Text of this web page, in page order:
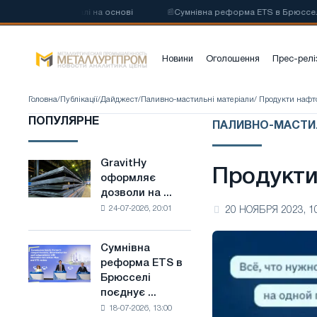
сталі на основі Сумнівна реформа ETS в Брюсселі
Новини Оголошення Прес-
Головна/ Публікації/Дайджест/ Паливно-мастильні матеріали/ Продукти
ПОПУЛЯРНЕ
GravitHy
оформляє
дозволи
з
виробництва
низьковуглецевої
GravitHy
оформляє
дозволи на ...
24-07-2026, 20:01
Сумнівна
реформа
ETS
Сумнівна
реформа ETS в
Брюсселі
поєднує ...
18-07-2026, 13:00
ПАЛИВНО-
20 НОЯБРЯ 2023,